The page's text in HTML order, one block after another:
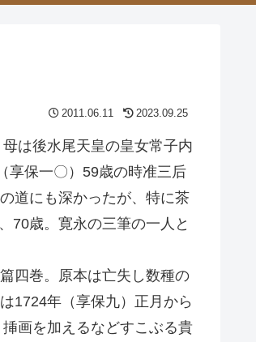
2011.06.11 2023.09.25
は後水尾天皇の皇女常子内
享保一〇）59歳の時准三后
道にも深かったが、特に茶
70歳。寛永の三筆の一人と
四巻。原本は亡失し数種の
1724年（享保九）正月から
画を加えるなどすこぶる貴